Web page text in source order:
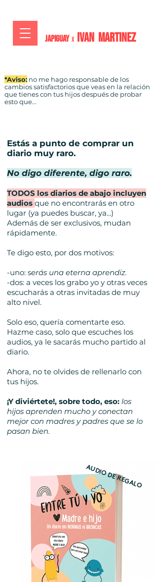
JAPIGUAY x IVAN MARTiNEZ
*Aviso: no me hago responsable de los
cambios satisfactorios que veas en la relación
que tienes con tus hijos después de probar
esto que...
AUDIO DE REGALO
Estás a punto de comprar un
diario muy raro.
No digo diferente, digo raro.
TODOS los diarios de abajo incluyen
audios que no encontrarás en otro
lugar (ya puedes buscar, ya...)
Además de ser exclusivos, mudan
rápidamente.
Te digo esto, por dos motivos:
-uno: serás una eterna aprendiz.
-dos: a veces los grabo yo y otras veces
escucharás a otras invitadas de muy
alto nivel.
Solo eso, quería comentarte eso.
Hazme caso, solo que escuches los
audios, ya le sacarás mucho partido al
diario.
Ahora, no te olvides de rellenarlo con
tus hijos.
¡Y diviértete!, sobre todo, eso: los
hijos aprenden mucho y conectan
mejor con madres y padres que se lo
pasan bien.